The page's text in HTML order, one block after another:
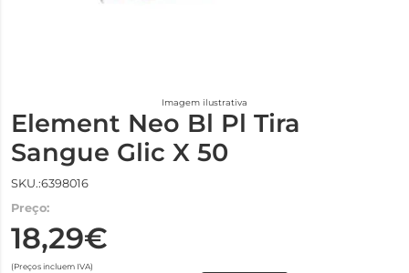
Imagem ilustrativa
Element Neo Bl Pl Tira
Sangue Glic X 50
SKU.:6398016
Preço:
18,29€
(Preços incluem IVA)